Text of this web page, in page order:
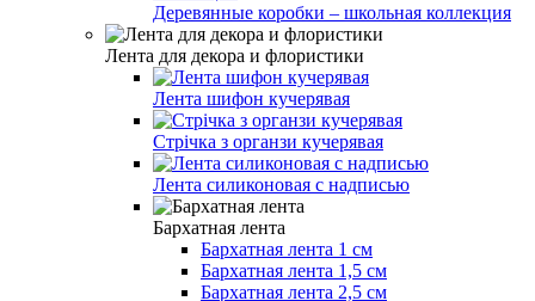
Деревянные коробки – школьная коллекция
Лента для декора и флористики
Лента шифон кучерявая
Стрічка з органзи кучерявая
Лента силиконовая с надписью
Бархатная лента
Бархатная лента 1 см
Бархатная лента 1,5 см
Бархатная лента 2,5 см